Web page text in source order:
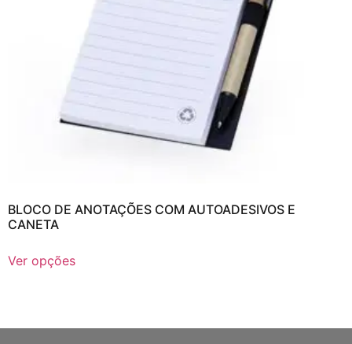
BLOCO DE ANOTAÇÕES COM AUTOADESIVOS E
CANETA
Ver opções